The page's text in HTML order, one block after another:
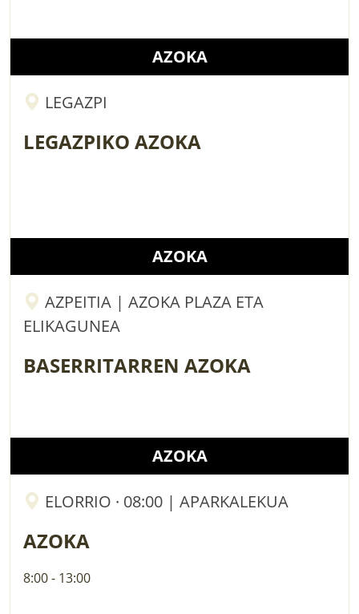
AZOKA
LEGAZPI
LEGAZPIKO AZOKA
AZOKA
AZPEITIA | AZOKA PLAZA ETA
ELIKAGUNEA
BASERRITARREN AZOKA
AZOKA
ELORRIO · 08:00 | APARKALEKUA
AZOKA
8:00 - 13:00